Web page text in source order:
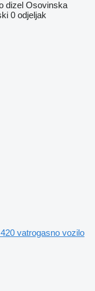
dizel Osovinska
0 odjeljak
vatrogasno vozilo